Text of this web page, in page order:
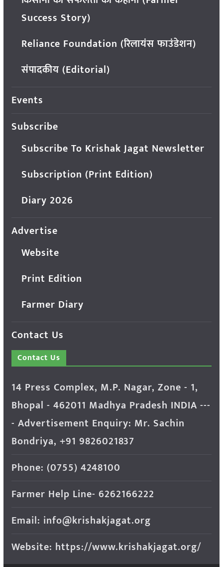
Success Story)
Reliance Foundation (रिलायंस फाउंडेशन)
संपादकीय (Editorial)
Events
Subscribe
Subscribe To Krishak Jagat Newsletter
Subscription (Print Edition)
Diary 2026
Advertise
Website
Print Edition
Farmer Diary
Contact Us
Contact Us
14 Press Complex, M.P. Nagar, Zone - 1,
Bhopal - 462011 Madhya Pradesh INDIA ---
- Advertisement Enquiry: Mr. Sachin
Bondriya, +91 9826021837
Phone: (0755) 4248100
Farmer Help Line- 6262166222
Email: info@krishakjagat.org
Website: https://www.krishakjagat.org/